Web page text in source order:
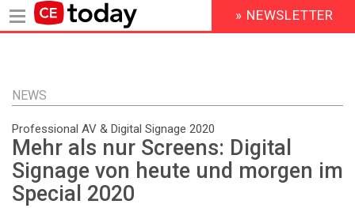
Inhalt
HEADER
MENU
» NEWSLETTER
NEWS
Professional AV & Digital Signage 2020
Mehr als nur Screens: Digital
Signage von heute und morgen im
Special 2020